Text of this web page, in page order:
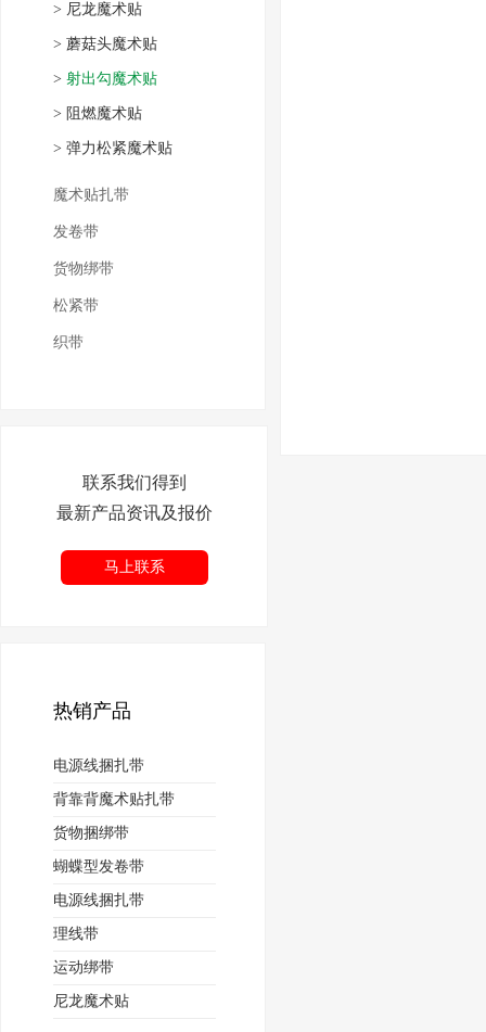
> 尼龙魔术贴
> 蘑菇头魔术贴
> 射出勾魔术贴
> 阻燃魔术贴
> 弹力松紧魔术贴
魔术贴扎带
发卷带
货物绑带
松紧带
织带
联系我们得到
最新产品资讯及报价
马上联系
热销产品
电源线捆扎带
背靠背魔术贴扎带
货物捆绑带
蝴蝶型发卷带
电源线捆扎带
理线带
运动绑带
尼龙魔术贴